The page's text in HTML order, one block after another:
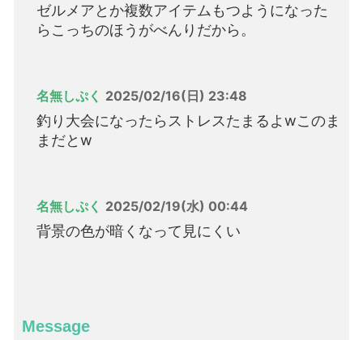
ゼルメアとか複数アイテムもつようになった
らこっちのほうがべんりだから。
名無しぷく 2025/02/16(日) 23:48
釣り大会になったらストレスたまるよwこのま
まだとw
名無しぷく 2025/02/19(水) 00:44
背景の色が暗くなって見にくい
Message